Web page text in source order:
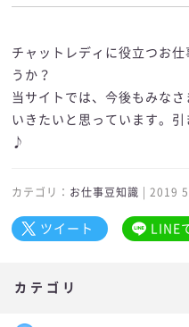
チャットレディに役立つお
うか？
当サイトでは、今後もみな
いきたいと思っています。
♪
カテゴリ： お仕事豆知識 | 2019
ツイート LINE
カテゴリ